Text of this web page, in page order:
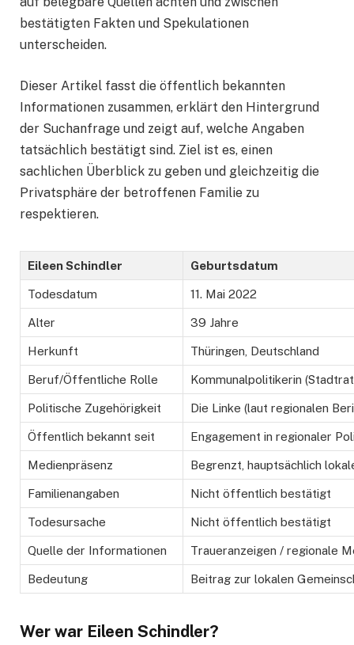
bestätigten Fakten und Spekulationen
unterscheiden.
Dieser Artikel fasst die öffentlich bekannten
Informationen zusammen, erklärt den Hintergrund
der Suchanfrage und zeigt auf, welche Angaben
tatsächlich bestätigt sind. Ziel ist es, einen
sachlichen Überblick zu geben und gleichzeitig die
Privatsphäre der betroffenen Familie zu
respektieren.
Eileen Schindler Geburtsdatum
Todesdatum 11. Mai 2022
Alter 39 Jahre
Herkunft Thüringen, Deutschland
Beruf/Öffentliche Rolle Kommunalpolitikerin
Politische Zugehörigkeit Die Linke (laut regionalen
Öffentlich bekannt seit Engagement in regionaler
Medienpräsenz Begrenzt, hauptsächlich
Familienangaben Nicht öffentlich bestätigt
Todesursache Nicht öffentlich bestätigt
Quelle der Informationen Traueranzeigen / regionale
Bedeutung Beitrag zur lokalen
Wer war Eileen Schindler?